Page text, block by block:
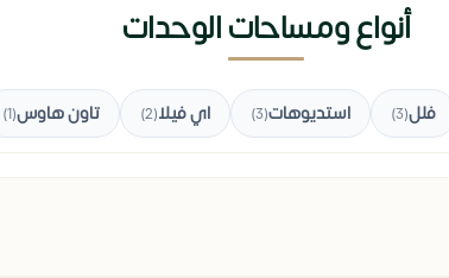
أنواع ومساحات الوحدات
فلل(3) استديوهات(3) اي فيلا(2) تاون هاوس(1)